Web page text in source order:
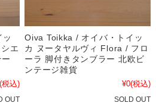
エ
税込)
OUT
Oiva Toikka / オイバ・トイッ
カ ヌータヤルヴィ Flora / フロ
ーラ 脚付きタンブラー 北欧ビ
ンテージ雑貨
¥0(税込)
SOLD OUT